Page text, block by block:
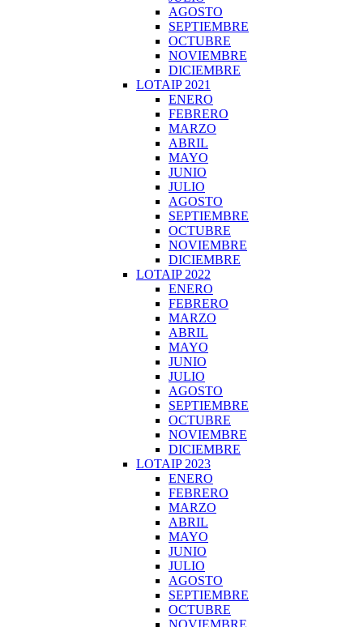
AGOSTO
SEPTIEMBRE
OCTUBRE
NOVIEMBRE
DICIEMBRE
LOTAIP 2021
ENERO
FEBRERO
MARZO
ABRIL
MAYO
JUNIO
JULIO
AGOSTO
SEPTIEMBRE
OCTUBRE
NOVIEMBRE
DICIEMBRE
LOTAIP 2022
ENERO
FEBRERO
MARZO
ABRIL
MAYO
JUNIO
JULIO
AGOSTO
SEPTIEMBRE
OCTUBRE
NOVIEMBRE
DICIEMBRE
LOTAIP 2023
ENERO
FEBRERO
MARZO
ABRIL
MAYO
JUNIO
JULIO
AGOSTO
SEPTIEMBRE
OCTUBRE
NOVIEMBRE